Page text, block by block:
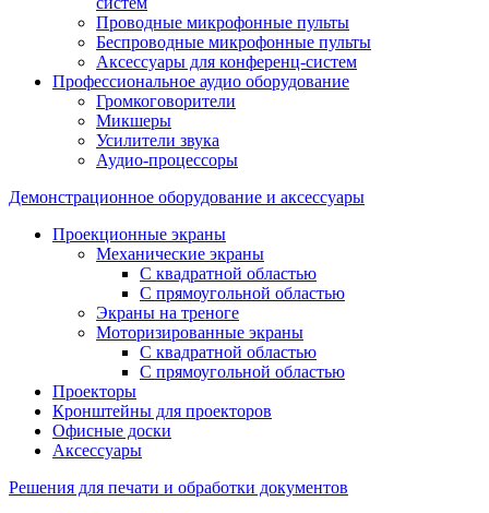
Проводные микрофонные пульты
Беспроводные микрофонные пульты
Аксессуары для конференц-систем
Профессиональное аудио оборудование
Громкоговорители
Микшеры
Усилители звука
Аудио-процессоры
Демонстрационное оборудование и аксессуары
Проекционные экраны
Механические экраны
С квадратной областью
С прямоугольной областью
Экраны на треноге
Моторизированные экраны
С квадратной областью
С прямоугольной областью
Проекторы
Кронштейны для проекторов
Офисные доски
Аксессуары
Решения для печати и обработки документов